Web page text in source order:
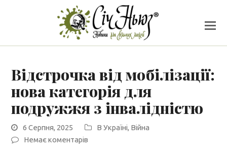
Відстрочка від мобілізації:
нова категорія для
подружжя з інвалідністю
6 Серпня, 2025 В Україні, Війна
Немає коментарів